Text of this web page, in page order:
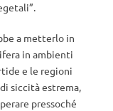
a metterlo in
in ambienti
e le regioni
siccità estrema,
pressoché